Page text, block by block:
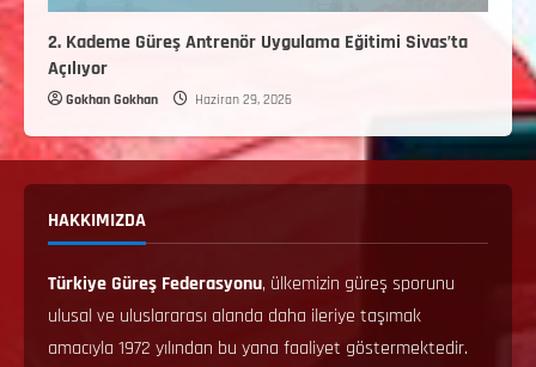
2. Kademe Güreş Antrenör Uygulama Eğitimi Sivas’ta
Açılıyor
Gokhan Gokhan Haziran 29, 2026
HAKKIMIZDA
Türkiye Güreş Federasyonu, ülkemizin güreş sporunu
ulusal ve uluslararası alanda daha ileriye taşımak
amacıyla 1972 yılından bu yana faaliyet göstermektedir.